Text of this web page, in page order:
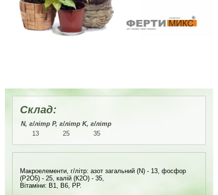
Склад:
N, г/літр
13
P, г/літр
25
K, г/літр
35
Макроелементи, г/літр: азот загальний (N) - 13, фосфор
(P2О5) - 25, калій (К2О) - 35,
Вітаміни: В1, В6, РР.